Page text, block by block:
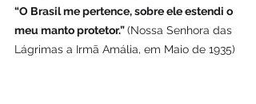
“O Brasil me pertence, sobre ele estendi o
meu manto protetor.” (Nossa Senhora das
Lágrimas a Irmã Amália, em Maio de 1935)